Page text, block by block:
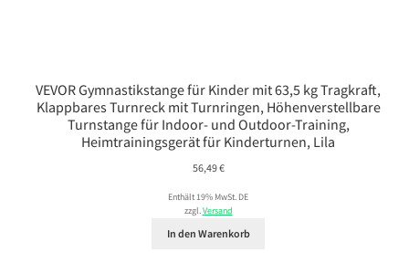
VEVOR Gymnastikstange für Kinder mit 63,5 kg Tragkraft,
Klappbares Turnreck mit Turnringen, Höhenverstellbare
Turnstange für Indoor- und Outdoor-Training,
Heimtrainingsgerät für Kinderturnen, Lila
56,49€
Enthält 19% MwSt. DE
zzgl.Versand
In den Warenkorb